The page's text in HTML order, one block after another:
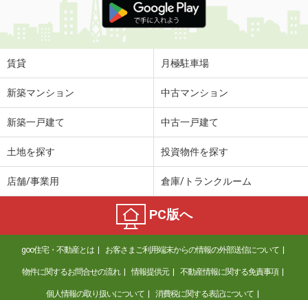
価 格
6.90万円
住 所
奈良県橿原市葛本町
専有面積
奈良県御所市大字東松本
4.70万円
奈良県奈良市東九条町
7.50万円
住 所
奈良県奈良市東九条町
専有面積 28.02m²
間取り
1K
奈良県奈良市南京終町２
賃貸 月極駐車場
新築マンション 中古マンション
新築一戸建て 中古一戸建て
土地を探す 投資物件を探す
店舗/事業用 倉庫/トランクルーム
PC版へ
goo住宅・不動産とは お客さまご利用端末からの情報の外部送信について
物件に関するお問合せの流れ 情報提供元 不動産情報に関する免責事項
個人情報の取り扱いについて 消費税に関する表記について